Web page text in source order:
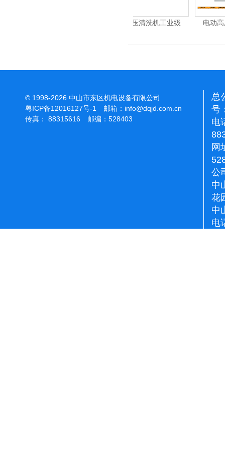
电动高压清洗机工业级
© 1998-2026 中山市东区机电设备有限公司
粤ICP备12016127号-1
邮箱： info@dqjd.com.cn
传真： 88315616 邮编：528403
总
号
电
网
公
中
花
中
电